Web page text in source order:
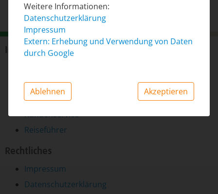
La agencia
Informationen
Gästebuch
Karte
Kundenservice
Reiseführer
Rechtliches
Impressum
Datenschutzerklärung
Weitere Informationen:
Datenschutzerklärung
Impressum
Extern: Erhebung und Verwendung von Daten
durch Google
Ablehnen Akzeptieren